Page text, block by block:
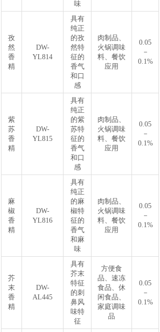
味
孜
然
香
精
DW-
YL814
具有
纯正
的孜
然特
征的
香气
和口
感
肉制品、
火锅调味
料、餐饮
应用
0.05
－
0.1%
紫
苏
香
精
DW-
YL815
具有
纯正
的紫
苏特
征的
香气
和口
感
肉制品、
火锅调味
料、餐饮
应用
0.05
－
0.1%
麻
椒
香
精
DW-
YL816
具有
纯正
的麻
椒特
征的
香气
和麻
味
肉制品、
火锅调味
料、餐饮
应用
0.05
－
0.1%
芥
末
香
精
DW-
AL445
具有
芥末
特征
的刺
鼻风
味特
征
方便食
品、速冻
食品、休
闲食品、
家庭调味
品
0.05
－
0.1%